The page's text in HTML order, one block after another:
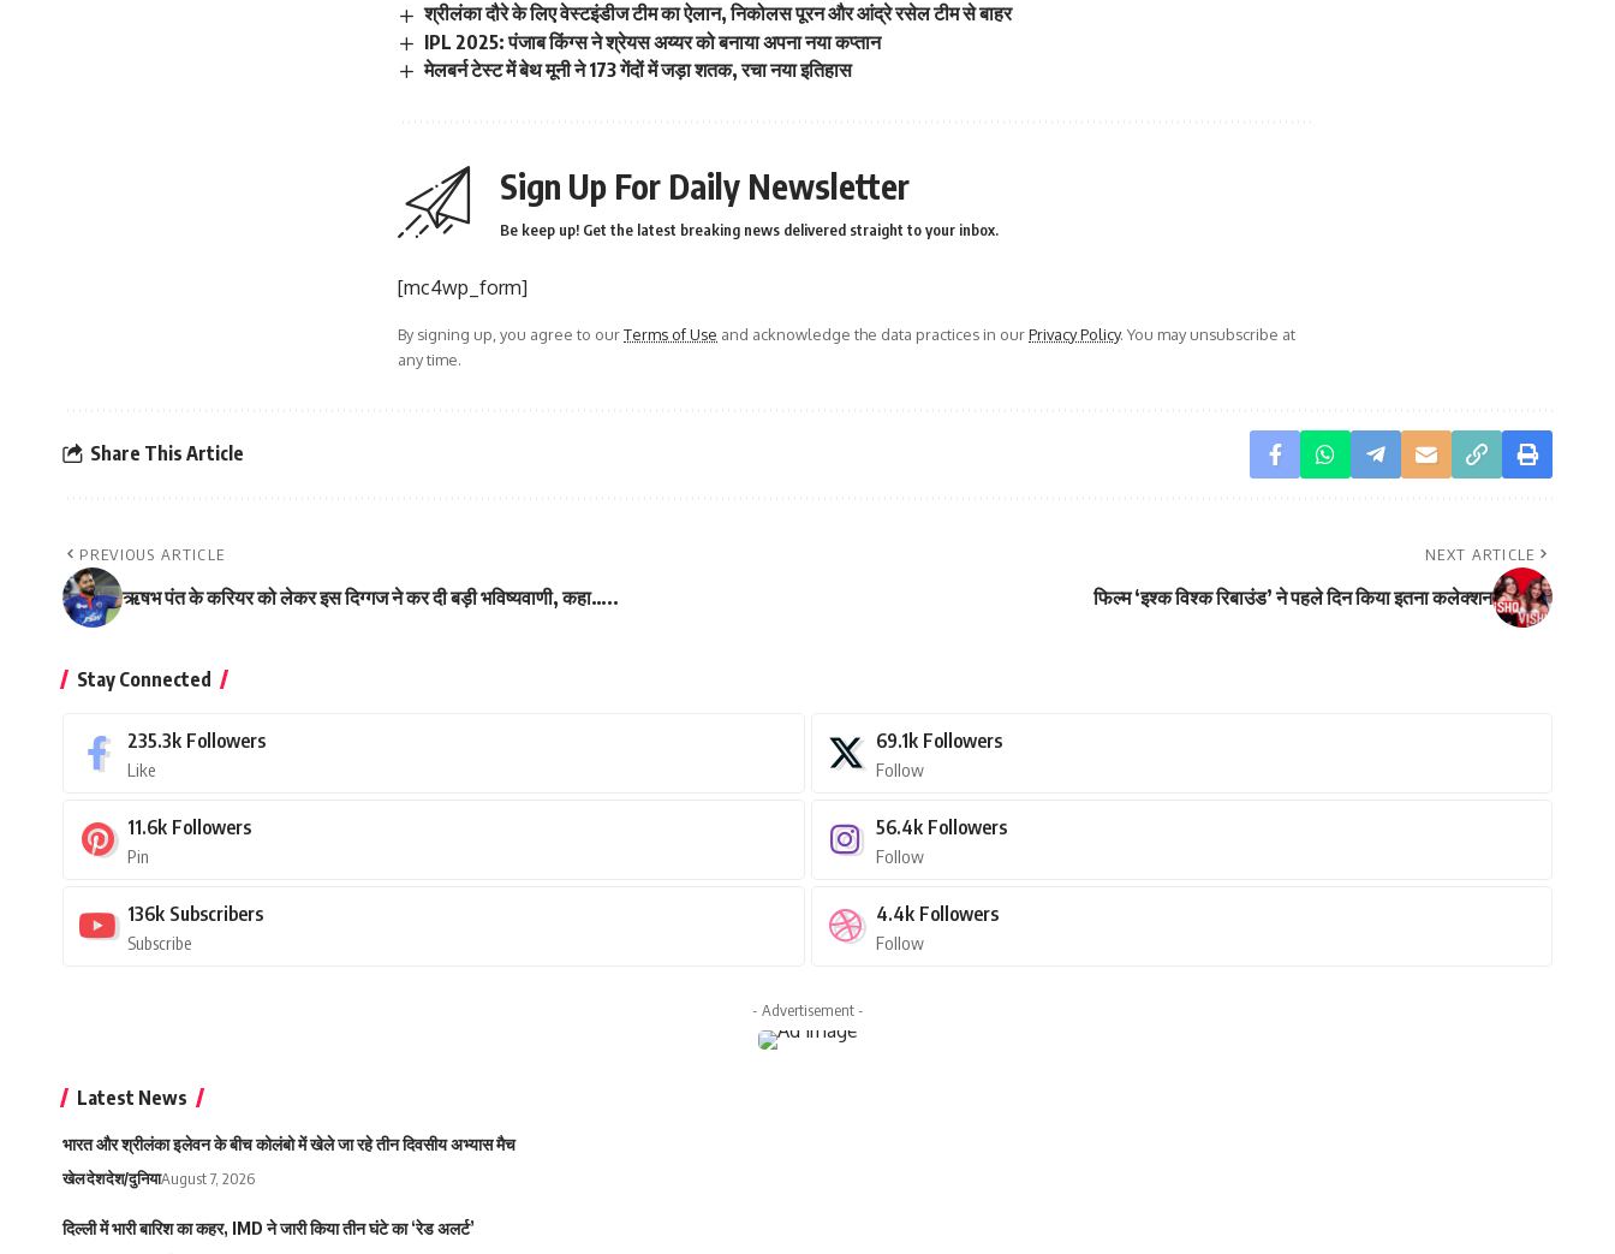
श्रीलंका दौरे के लिए वेस्टइंडीज टीम का ऐलान, निकोलस पूरन और आंद्रे रसेल टीम से बाहर
IPL 2025: पंजाब किंग्स ने श्रेयस अय्यर को बनाया अपना नया कप्तान
मेलबर्न टेस्ट में बेथ मूनी ने 173 गेंदों में जड़ा शतक, रचा नया इतिहास
Sign Up For Daily Newsletter
Be keep up! Get the latest breaking news delivered straight to your inbox.
[mc4wp_form]
By signing up, you agree to ourTerms of Use and acknowledge the data practices in ourPrivacy Policy. You may unsubscribe at
any time.
Share This Article
PREVIOUS ARTICLE
ऋषभ पंत के करियर को लेकर इस दिग्गज ने कर दी बड़ी भविष्यवाणी, कहा…..
NEXT ARTICLE
फिल्म ‘इश्क विश्क रिबाउंड’ ने पहले दिन किया इतना कलेक्शन
Stay Connected
235.3k Followers
Like
69.1k Followers
Follow
11.6k Followers
Pin
56.4k Followers
Follow
136k Subscribers
Subscribe
4.4k Followers
Follow
- Advertisement -
Latest News
भारत और श्रीलंका इलेवन के बीच कोलंबो में खेले जा रहे तीन दिवसीय अभ्यास मैच
खेलदेशदेश/दुनियाAugust 7, 2026
दिल्ली में भारी बारिश का कहर, IMD ने जारी किया तीन घंटे का ‘रेड अलर्ट’